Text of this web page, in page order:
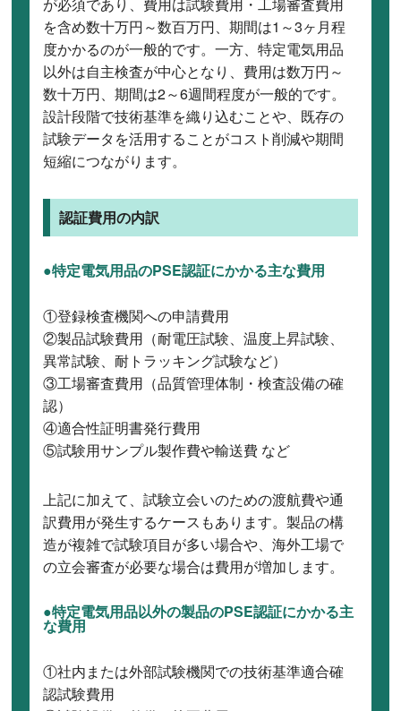
を含め数十万円～数百万円、期間は1～3ヶ月程
度かかるのが一般的です。一方、特定電気用品
以外は自主検査が中心となり、費用は数万円～
数十万円、期間は2～6週間程度が一般的です。
設計段階で技術基準を織り込むことや、既存の
試験データを活用することがコスト削減や期間
短縮につながります。
認証費用の内訳
●特定電気用品のPSE認証にかかる主な費用
①登録検査機関への申請費用
②製品試験費用（耐電圧試験、温度上昇試験、
異常試験、耐トラッキング試験など）
③工場審査費用（品質管理体制・検査設備の確
認）
④適合性証明書発行費用
⑤試験用サンプル製作費や輸送費 など
上記に加えて、試験立会いのための渡航費や通
訳費用が発生するケースもあります。製品の構
造が複雑で試験項目が多い場合や、海外工場で
の立会審査が必要な場合は費用が増加します。
●特定電気用品以外の製品のPSE認証にかかる主
な費用
①社内または外部試験機関での技術基準適合確
認試験費用